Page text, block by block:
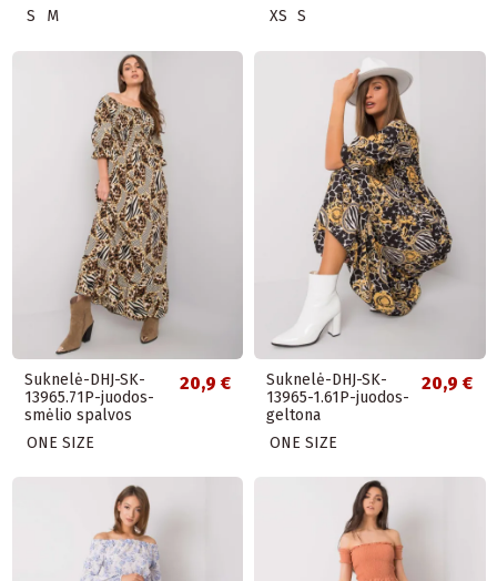
S M XS S
Suknelė-DHJ-SK-
13965.71P-juodos-
smėlio spalvos
20,9 €
ONE SIZE
Suknelė-DHJ-SK-
13965-1.61P-juodos-
geltona
20,9 €
ONE SIZE